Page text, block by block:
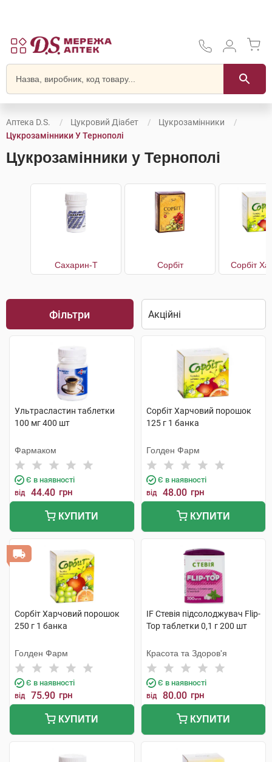
Аптека D.S. Цукровий Діабет
Цукрозамінники
Цукрозамінники У Тернополі
Цукрозамінники у Тернополі
Сахарин-Т Сорбіт Сорбіт
Фільтри
Ультрасластин таблетки
100 мг 400 шт
Фармаком
Є в наявності
від 44.40 грн
КУПИТИ
Сорбіт Харчовий порошок
125 г 1 банка
Голден Фарм
Є в наявності
від 48.00 грн
КУПИТИ
Сорбіт Харчовий порошок
250 г 1 банка
Голден Фарм
Є в наявності
від 75.90 грн
КУПИТИ
IF Стевія підсолоджувач Flip-
Top таблетки 0,1 г 200 шт
Красота та Здоров'я
Є в наявності
від 80.00 грн
КУПИТИ